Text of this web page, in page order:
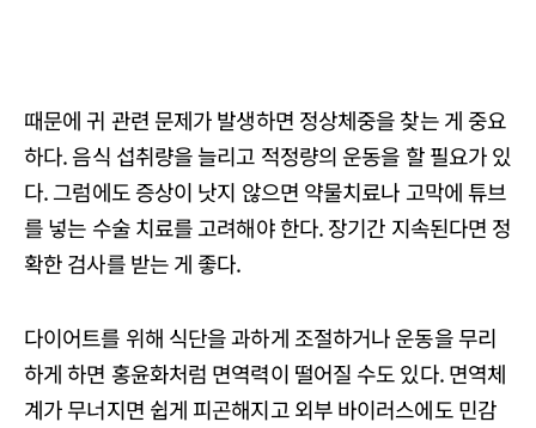
때문에 귀 관련 문제가 발생하면 정상체중을 찾는 게 중요
하다. 음식 섭취량을 늘리고 적정량의 운동을 할 필요가 있
다. 그럼에도 증상이 낫지 않으면 약물치료나 고막에 튜브
를 넣는 수술 치료를 고려해야 한다. 장기간 지속된다면 정
확한 검사를 받는 게 좋다.
다이어트를 위해 식단을 과하게 조절하거나 운동을 무리
하게 하면 홍윤화처럼 면역력이 떨어질 수도 있다. 면역체
계가 무너지면 쉽게 피곤해지고 외부 바이러스에도 민감